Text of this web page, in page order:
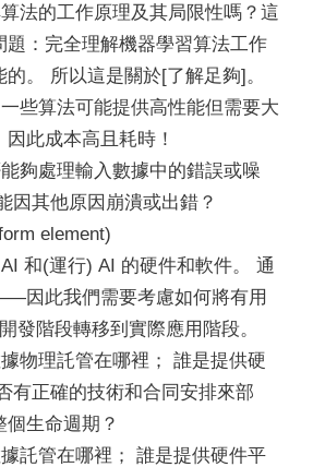
法的工作原理及其局限性嗎？這
題：完全理解機器學習算法工作
。 所以這是關於[了解足夠]。
些算法可能提供高性能但需要大
此成本高且耗時！
夠處理輸入數據中的錯誤或噪
因其他原因崩潰或出錯？
element)
和(運行) AI 的硬件和軟件。 通
因此我們需要考慮如何將有用
發階段轉移到實際應用階段。
物理託管在哪裡； 誰是提供硬
有正確的技術和合同安排來部
生命週期？
託管在哪裡； 誰是提供硬件平